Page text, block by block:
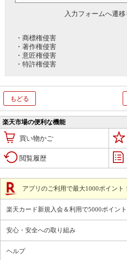
入力フォームへ遷移
・商標権侵害
・著作権侵害
・意匠権侵害
・特許権侵害
もどる
楽天市場の便利な機能
買い物かご
閲覧履歴
アプリのご利用で最大1000ポイント
楽天カード新規入会＆利用で5000ポイント
安心・安全への取り組み
ヘルプ